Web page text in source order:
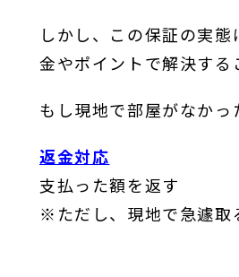
しかし、この保証の実
金やポイントで解決する
もし現地で部屋がなかっ
返金対応
支払った額を返す
※ただし、現地で急遽取